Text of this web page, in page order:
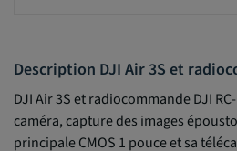
Description DJI Air 3S et
DJI Air 3S et radiocommande DJI
caméra, capture des images
principale CMOS 1 pouce et sa